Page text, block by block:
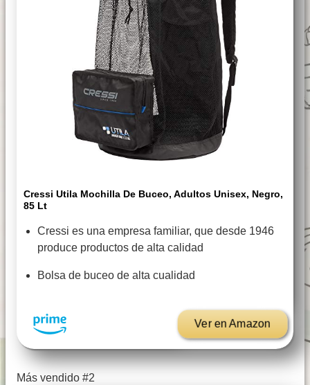
Cressi Utila Mochilla De Buceo, Adultos Unisex, Negro,
85 Lt
Cressi es una empresa familiar, que desde 1946
produce productos de alta calidad
Bolsa de buceo de alta cualidad
Ver en Amazon
Más vendido #2